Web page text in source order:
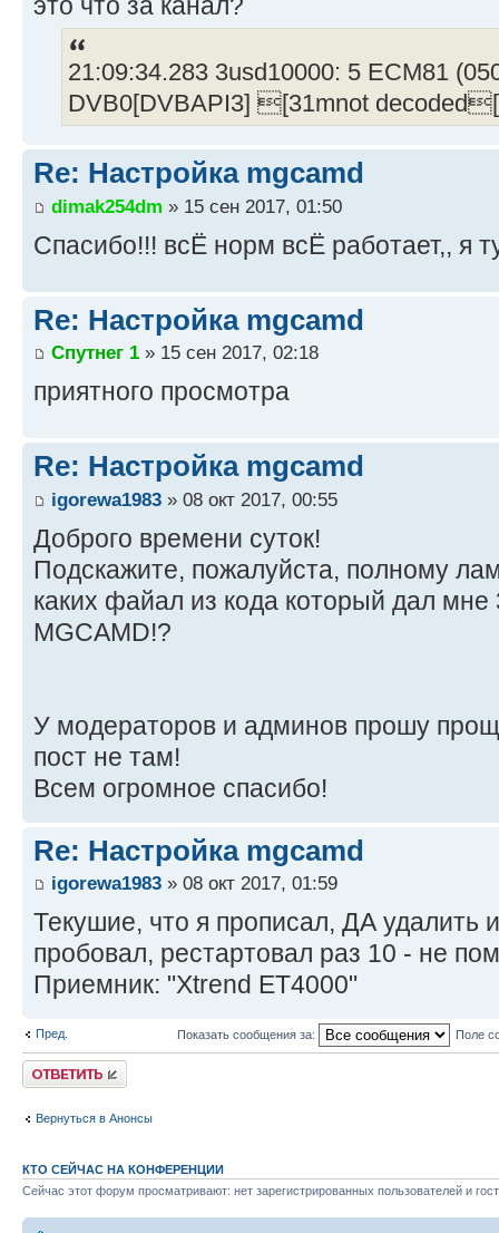
21:09:34.283 3usd10000: 5 ECM81
DVB0[DVBAPI3] [31mnot
Re: Настройка mgcamd
dimak254dm » 15 сен 2017, 01:50
Спасибо!!! всЁ норм всЁ работает,, я
Re: Настройка mgcamd
Спутнег 1 » 15 сен 2017, 02:18
приятного просмотра
Re: Настройка mgcamd
igorewa1983 » 08 окт 2017, 00:55
Доброго времени суток!
Подскажите, пожалуйста, полному
каких файал из кода который дал мне
MGCAMD!?
У модераторов и админов прошу
пост не там!
Всем огромное спасибо!
Re: Настройка mgcamd
igorewa1983 » 08 окт 2017, 01:59
Текушие, что я прописал, ДА удалить
пробовал, рестартовал раз 10 - не
Приемник: "Xtrend ET4000"
Пред. Показать сообщения за: Поле
Ответить
Вернуться в Анонсы
КТО СЕЙЧАС НА КОНФЕРЕНЦИИ
Сейчас этот форум просматривают: нет зарегистрированных пользователей и